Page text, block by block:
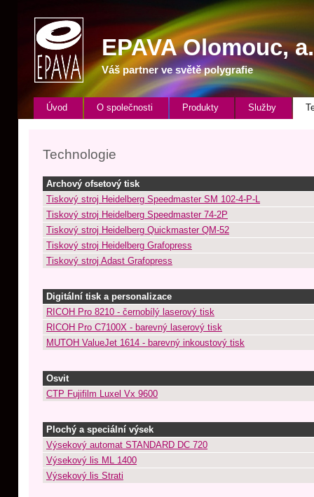
EPAVAOlomouc,
Váš partner ve světě polygrafie
Úvod O společnosti Produkty Služby
Technologie
Archový ofsetový tisk
Tiskový stroj Heidelberg Speedmaster SM 102-4-P-L
Tiskový stroj Heidelberg Speedmaster 74-2P
Tiskový stroj Heidelberg Quickmaster QM-52
Tiskový stroj Heidelberg Grafopress
Tiskový stroj Adast Grafopress
Digitální tisk a personalizace
RICOH Pro 8210 - černobílý laserový tisk
RICOH Pro C7100X - barevný laserový tisk
MUTOH ValueJet 1614 - barevný inkoustový tisk
Osvit
CTP Fujifilm Luxel Vx 9600
Plochý a speciální výsek
Výsekový automat STANDARD DC 720
Výsekový lis ML 1400
Výsekový lis Strati